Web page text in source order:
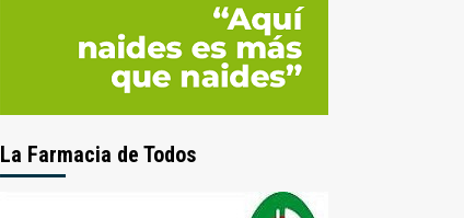
La Farmacia de Todos